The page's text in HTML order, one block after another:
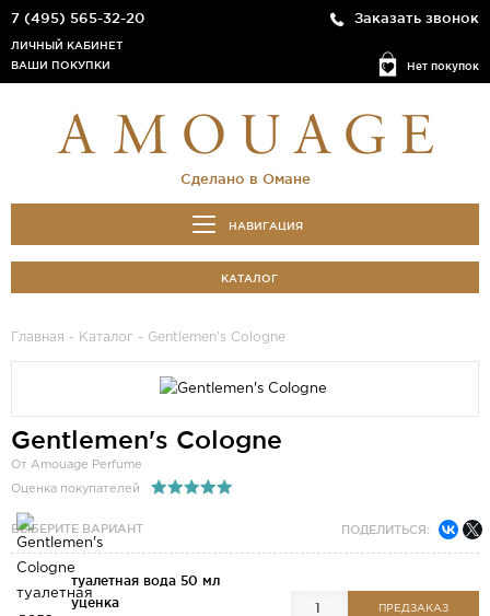
7 (495) 565-32-20 Заказать звонок
Нет покупок
ЛИЧНЫЙ КАБИНЕТ
ВАШИ ПОКУПКИ
Сделано в Омане
НАВИГАЦИЯ
КАТАЛОГ
Главная - Каталог - Gentlemen's Cologne
Gentlemen's Cologne
От Amouage Perfume
Оценка покупателей
ВЫБЕРИТЕ ВАРИАНТ ПОДЕЛИТЬСЯ:
туалетная вода 50 мл
уценка
ПРЕДЗАКАЗ